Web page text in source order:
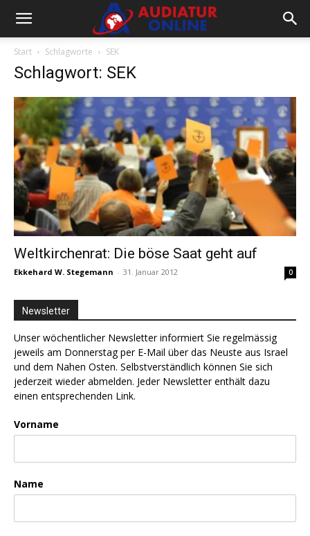
Start Schlagworte SEK
Schlagwort: SEK
Weltkirchenrat: Die böse Saat geht auf
Ekkehard W. Stegemann - 31. Januar 2012 0
Newsletter
Unser wöchentlicher Newsletter informiert Sie regelmässig
jeweils am Donnerstag per E-Mail über das Neuste aus Israel
und dem Nahen Osten. Selbstverständlich können Sie sich
jederzeit wieder abmelden. Jeder Newsletter enthält dazu
einen entsprechenden Link.
Vorname
Name